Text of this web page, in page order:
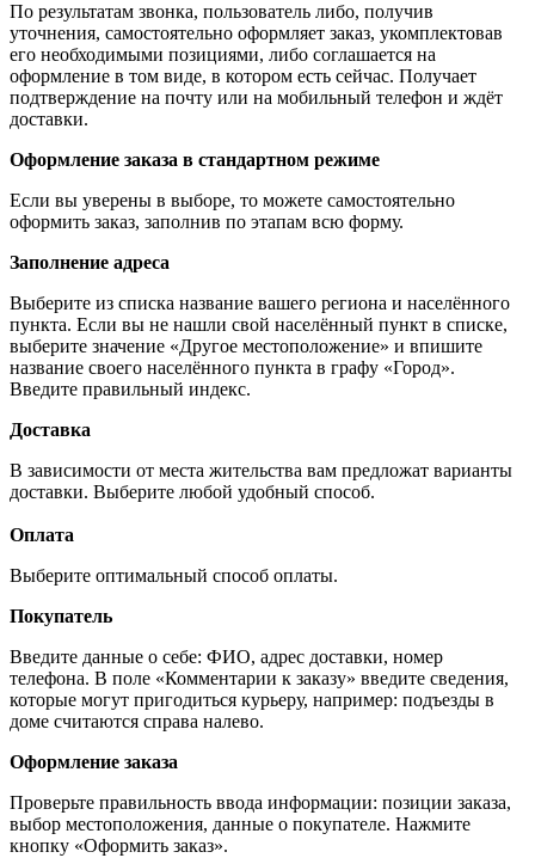
По результатам звонка, пользователь либо, получив
уточнения, самостоятельно оформляет заказ, укомплектовав
его необходимыми позициями, либо соглашается на
оформление в том виде, в котором есть сейчас. Получает
подтверждение на почту или на мобильный телефон и ждёт
доставки.
Оформление заказа в стандартном режиме
Если вы уверены в выборе, то можете самостоятельно
оформить заказ, заполнив по этапам всю форму.
Заполнение адреса
Выберите из списка название вашего региона и населённого
пункта. Если вы не нашли свой населённый пункт в списке,
выберите значение «Другое местоположение» и впишите
название своего населённого пункта в графу «Город».
Введите правильный индекс.
Доставка
В зависимости от места жительства вам предложат варианты
доставки. Выберите любой удобный способ.
Оплата
Выберите оптимальный способ оплаты.
Покупатель
Введите данные о себе: ФИО, адрес доставки, номер
телефона. В поле «Комментарии к заказу» введите сведения,
которые могут пригодиться курьеру, например: подъезды в
доме считаются справа налево.
Оформление заказа
Проверьте правильность ввода информации: позиции заказа,
выбор местоположения, данные о покупателе. Нажмите
кнопку «Оформить заказ».